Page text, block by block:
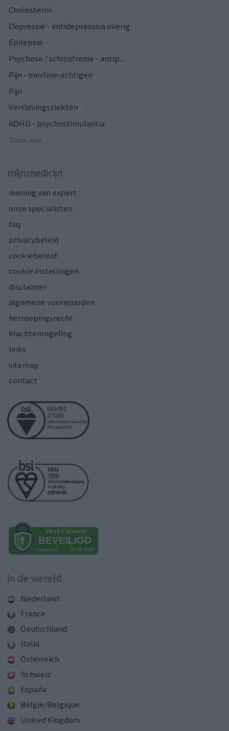
Cholesterol
Depressie - antidepressiva overig
Epilepsie
Psychose / schizofrenie - antip...
Pijn - morfine-achtigen
Pijn
Verslavingsziekten
ADHD - psychostimulantia
Toon alle...
mijnmedicijn
mening van expert
onze specialisten
faq
privacybeleid
cookiebeleid
cookie instellingen
disclaimer
algemene voorwaarden
herroepingsrecht
klachtenregeling
links
sitemap
contact
in de wereld
Nederland
France
Deutschland
Italia
Österreich
Schweiz
España
België/Belgique
United Kingdom